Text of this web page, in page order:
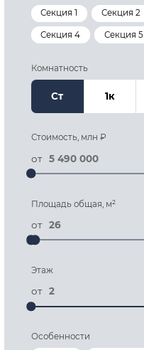
Секция 1
Секция 2
Секция 4 Секция 5
Комнатность
Ст 1к
Стоимость, млн ₽
от 5 490 000
5490000
5490000
Площадь общая, м²
от 26
2627
Этаж
от 2
2
Особенности